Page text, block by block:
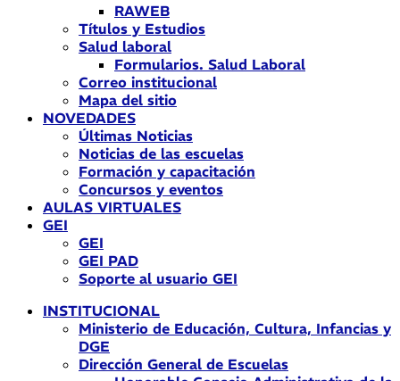
RAWEB
Títulos y Estudios
Salud laboral
Formularios. Salud Laboral
Correo institucional
Mapa del sitio
NOVEDADES
Últimas Noticias
Noticias de las escuelas
Formación y capacitación
Concursos y eventos
AULAS VIRTUALES
GEI
GEI
GEI PAD
Soporte al usuario GEI
INSTITUCIONAL
Ministerio de Educación, Cultura, Infancias y
DGE
Dirección General de Escuelas